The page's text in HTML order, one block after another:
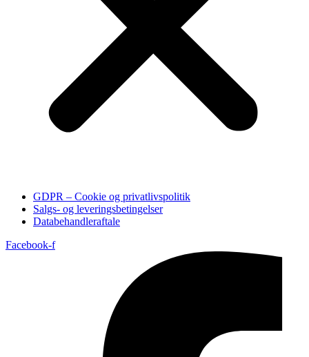
GDPR – Cookie og privatlivspolitik
Salgs- og leveringsbetingelser
Databehandleraftale
Facebook-f